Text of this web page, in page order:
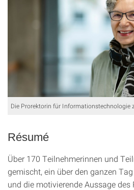
Die Prorektorin für Informationstechnologie
Résumé
Über 170 Teilnehmerinnen und
gemischt, ein über den ganzen
und die motivierende Aussage des